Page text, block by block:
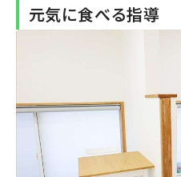
元気に食べる指導